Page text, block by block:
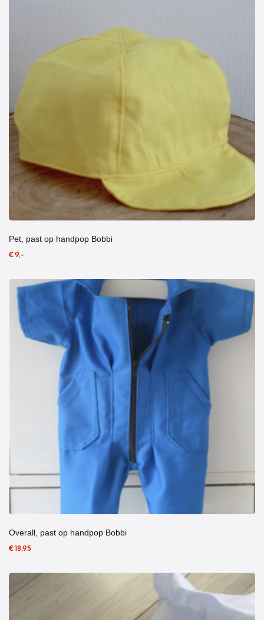
Pet, past op handpop Bobbi
€ 9,-
Overall, past op handpop Bobbi
€ 18,95